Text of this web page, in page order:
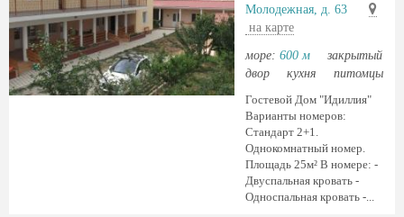
Молодежная, д. 63
на карте
море: 600 м
закрытый
двор
кухня
питомцы
Гостевой Дом "Идиллия"
Варианты номеров: ️
Стандарт 2+1.
Однокомнатный номер.
Площадь 25м² В номере: -
Двуспальная кровать -
Односпальная кровать -...